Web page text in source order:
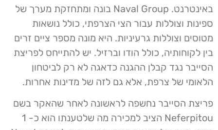
באינטרנט. Naval Group בונה ומתחזקת מערך של
ספינות וצוללות עבור הצי הצרפתי, כולל נושאות
מטוסים וצוללות גרעיניות. היא מונה מספר ציים זרים
בין לקוחותיה, כולל הודו וברזיל. יש להתייחס לפריצת
הסייבר נגד קבלן ההגנה כדאגה לא רק לביטחון
הלאומי של צרפת, אלא גם לזה של מדינות אחרות.
פריצת הסייבר נחשפה לראשונה לאחר שהאקר בשם
Neferpitou הציב למכירה מה שלטענתו הוא כ- 1